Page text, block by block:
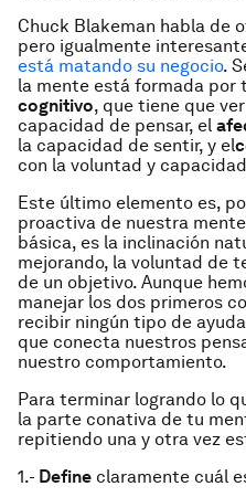
Chuck Blakeman habla de
pero igualmente
está matando su negocio.
la mente está formada por
cognitivo, que tiene que
capacidad de pensar, el
la capacidad de sentir, y el
con la voluntad y
Este último elemento es,
proactiva de nuestra
básica, es la inclinación
mejorando, la voluntad de
de un objetivo. Aunque
manejar los dos primeros
recibir ningún tipo de
que conecta nuestros
nuestro comportamiento.
Para terminar logrando lo
la parte conativa de tu
repitiendo una y otra vez
1.- Define claramente cuál